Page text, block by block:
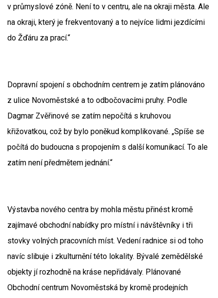
v průmyslové zóně. Není to v centru, ale na okraji města. Ale
na okraji, který je frekventovaný a to nejvíce lidmi jezdícími
do Žďáru za prací.“
Dopravní spojení s obchodním centrem je zatím plánováno
z ulice Novoměstské a to odbočovacími pruhy. Podle
Dagmar Zvěřinové se zatím nepočítá s kruhovou
křižovatkou, což by bylo poněkud komplikované. „Spíše se
počítá do budoucna s propojením s další komunikací. To ale
zatím není předmětem jednání.“
Výstavba nového centra by mohla městu přinést kromě
zajímavé obchodní nabídky pro místní i návštěvníky i tři
stovky volných pracovních míst. Vedení radnice si od toho
navíc slibuje i zkulturnění této lokality. Bývalé zemědělské
objekty jí rozhodně na kráse nepřidávaly. Plánované
Obchodní centrum Novoměstská by kromě prodejních